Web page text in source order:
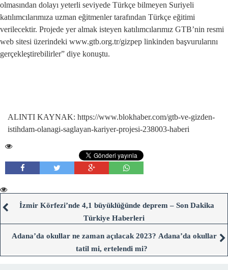
olmasından dolayı yeterli seviyede Türkçe bilmeyen Suriyeli
katılımcılarımıza uzman eğitmenler tarafından Türkçe eğitimi
verilecektir. Projede yer almak isteyen katılımcılarımız GTB’nin resmi
web sitesi üzerindeki www.gtb.org.tr/gizpep linkinden başvurularını
gerçekleştirebilirler” diye konuştu.
ALINTI KAYNAK: https://www.blokhaber.com/gtb-ve-gizden-
istihdam-olanagi-saglayan-kariyer-projesi-238003-haberi
İzmir Körfezi’nde 4,1 büyüklüğünde deprem – Son Dakika
Türkiye Haberleri
Adana’da okullar ne zaman açılacak 2023? Adana’da okullar
tatil mi, ertelendi mi?